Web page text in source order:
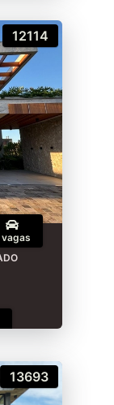
12114
vagas
13693